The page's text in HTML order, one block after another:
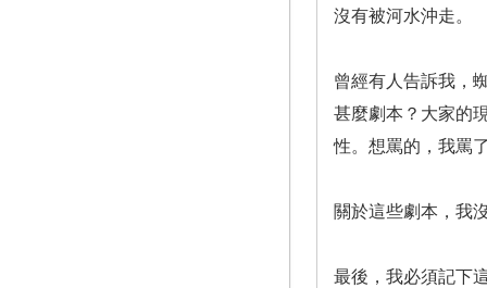
沒有被河水沖走。
曾經有人告訴我，
甚麼劇本？大家的
性。想罵的，我罵
關於這些劇本，我
最後，我必須記下